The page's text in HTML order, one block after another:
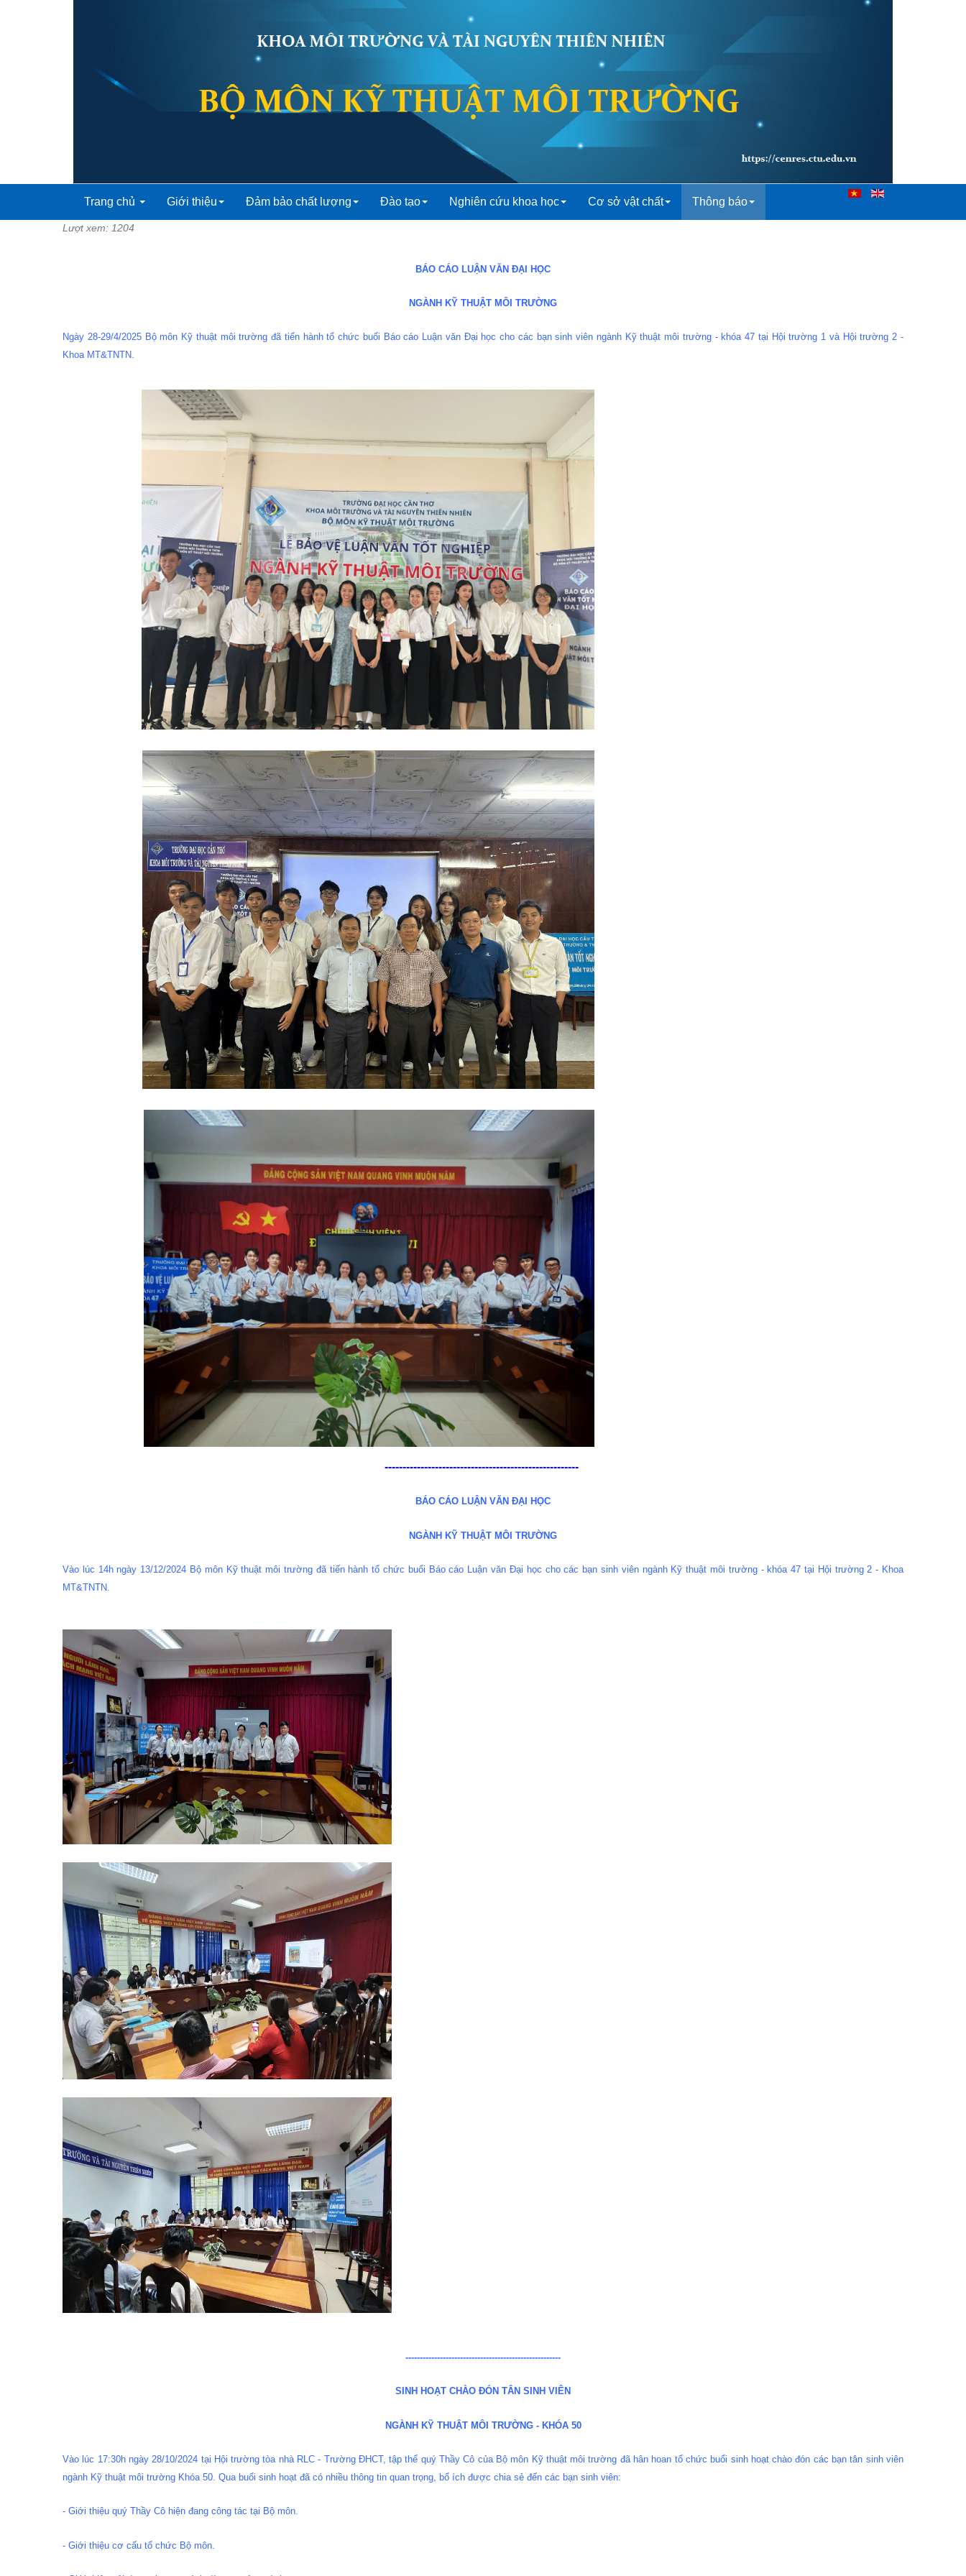
Trang chủ Giới thiệu Đảm bảo chất lượng Đào tạo Nghiên cứu khoa học Cơ sở vật chất Thông báo
Lượt xem: 1204
BÁO CÁO LUẬN VĂN ĐẠI HỌC
NGÀNH KỸ THUẬT MÔI TRƯỜNG
Ngày 28-29/4/2025 Bộ môn Kỹ thuật môi trường đã tiến hành tổ chức buổi Báo cáo Luận văn Đại học cho các bạn sinh viên ngành Kỹ thuật môi trường - khóa 47 tại Hội trường 1 và Hội trường 2 -
Khoa MT&TNTN.
------------------------------------------------------
BÁO CÁO LUẬN VĂN ĐẠI HỌC
NGÀNH KỸ THUẬT MÔI TRƯỜNG
Vào lúc 14h ngày 13/12/2024 Bộ môn Kỹ thuật môi trường đã tiến hành tổ chức buổi Báo cáo Luận văn Đại học cho các bạn sinh viên ngành Kỹ thuật môi trường - khóa 47 tại Hội trường 2 - Khoa
MT&TNTN.
------------------------------------------------------
SINH HOẠT CHÀO ĐÓN TÂN SINH VIÊN
NGÀNH KỸ THUẬT MÔI TRƯỜNG - KHÓA 50
Vào lúc 17:30h ngày 28/10/2024 tại Hội trường tòa nhà RLC - Trường ĐHCT, tập thể quý Thầy Cô của Bộ môn Kỹ thuật môi trường đã hân hoan tổ chức buổi sinh hoạt chào đón các bạn tân sinh viên
ngành Kỹ thuật môi trường Khóa 50. Qua buổi sinh hoạt đã có nhiều thông tin quan trọng, bổ ích được chia sẻ đến các bạn sinh viên:
- Giới thiệu quý Thầy Cô hiện đang công tác tại Bộ môn.
- Giới thiệu cơ cấu tổ chức Bộ môn.